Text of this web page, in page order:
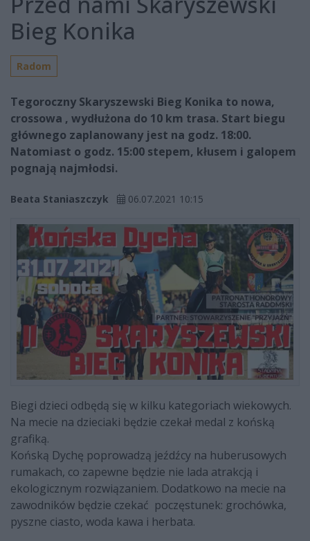
Bieg Konika
Radom
Tegoroczny Skaryszewski Bieg Konika to nowa,
crossowa , wydłużona do 10 km trasa. Start biegu
głównego zaplanowany jest na godz. 18:00.
Natomiast o godz. 15:00 stepem, kłusem i galopem
pognają najmłodsi.
Beata Staniaszczyk 06.07.2021 10:15
Biegi dzieci odbędą się w kilku kategoriach wiekowych.
Na mecie na dzieciaki będzie czekał medal z końską
grafiką.
Końską Dychę poprowadzą jeźdźcy na huberusowych
rumakach, co zapewne będzie nie lada atrakcją i
ekologicznym rozwiązaniem. Dodatkowo na mecie na
zawodników będzie czekać poczęstunek: grochówka,
pyszne ciasto, woda kawa i herbata.